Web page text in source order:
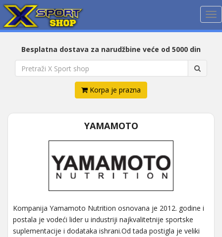
Besplatna dostava za narudžbine veće od 5000 din
Korpa je prazna
YAMAMOTO
Kompanija Yamamoto Nutrition osnovana je 2012. godine i
postala je vodeći lider u industriji najkvalitetnije sportske
suplementacije i dodataka ishrani.Od tada postigla je veliki